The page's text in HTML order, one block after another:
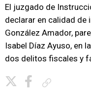
El juzgado de
declarar en calidad de
González Amador,
Isabel Díaz Ayuso, en
dos delitos fiscales y